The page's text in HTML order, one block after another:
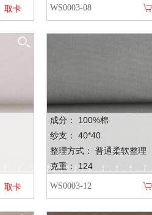
取卡 WS0003-08
取卡
成分： 100%棉
纱支： 40*40
整理方式： 普通柔软整理
克重： 124
WS0003-12